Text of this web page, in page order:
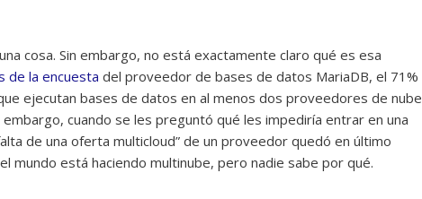
cosa. Sin embargo, no está exactamente claro qué es esa
de la encuesta del proveedor de bases de datos MariaDB, el 71%
ejecutan bases de datos en al menos dos proveedores de nube
cuando se les preguntó qué les impediría entrar en una
de una oferta multicloud” de un proveedor quedó en último
mundo está haciendo multinube, pero nadie sabe por qué.